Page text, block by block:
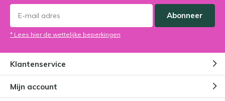
Abonneer
* Lees hier de wettelijke beperkingen
Klantenservice
Mijn account